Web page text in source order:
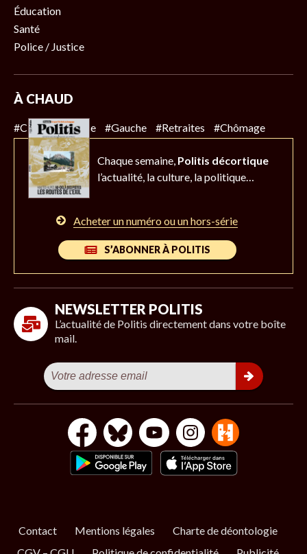
Éducation
Santé
Police / Justice
À CHAUD
#Climat #Police #Gauche #Retraites #Chômage
Chaque semaine, Politis décortique
l’actualité, la culture, la politique…
Acheter un numéro ou un hors-série
S’ABONNER À POLITIS
NEWSLETTER POLITIS
L’actualité de Politis directement dans votre boîte
mail.
Contact Mentions légales
Charte de déontologie